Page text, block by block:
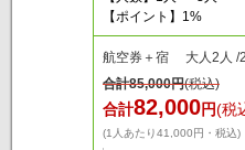
【ポイント】1%
航空券＋宿 大人2人 /
合計85,000円(税込)
合計82,000円(税
(1人あたり41,000円・税込)